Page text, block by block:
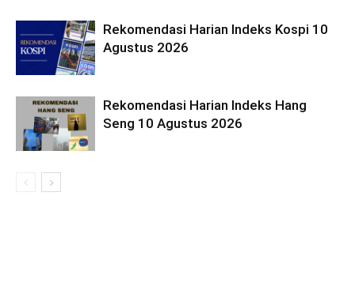
Rekomendasi Harian Indeks Kospi 10
Agustus 2026
Rekomendasi Harian Indeks Hang
Seng 10 Agustus 2026